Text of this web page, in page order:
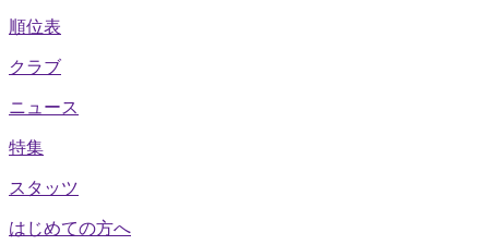
順位表
クラブ
ニュース
特集
スタッツ
はじめての方へ